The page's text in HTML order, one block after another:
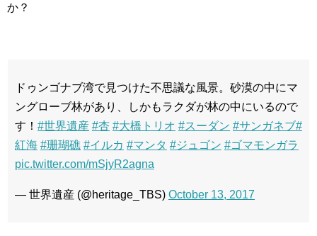
か？
ドゥンゴナブ湾で見つけた不思議な風景。砂漠の中にマ
ングローブ林があり、しかもラクダが林の中にいるので
す！ #世界遺産 #杏 #大橋トリオ #スーダン #サンガネブ#
紅海 #珊瑚礁 #イルカ #マンタ #ジュゴン #ゴマモンガラ
pic.twitter.com/mSjyR2agna
— 世界遺産 (@heritage_TBS) October 13, 2017